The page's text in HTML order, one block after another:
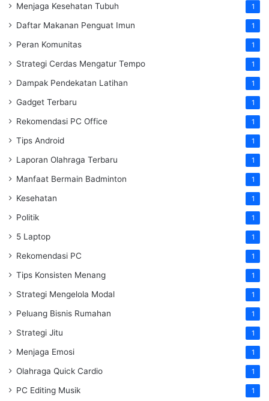
Menjaga Kesehatan Tubuh 1
Daftar Makanan Penguat Imun 1
Peran Komunitas 1
Strategi Cerdas Mengatur Tempo 1
Dampak Pendekatan Latihan 1
Gadget Terbaru 1
Rekomendasi PC Office 1
Tips Android 1
Laporan Olahraga Terbaru 1
Manfaat Bermain Badminton 1
Kesehatan 1
Politik 1
5 Laptop 1
Rekomendasi PC 1
Tips Konsisten Menang 1
Strategi Mengelola Modal 1
Peluang Bisnis Rumahan 1
Strategi Jitu 1
Menjaga Emosi 1
Olahraga Quick Cardio 1
PC Editing Musik 1